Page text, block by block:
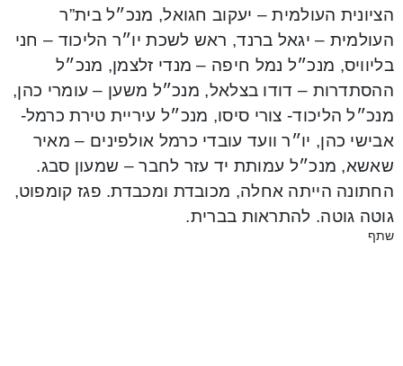
הציונית העולמית – יעקוב חגואל, מנכ״ל בית”ר
העולמית – יגאל ברנד, ראש לשכת יו״ר הליכוד – חני
בליוויס, מנכ״ל נמל חיפה – מנדי זלצמן, מנכ״ל
ההסתדרות – דודו בצלאל, מנכ״ל משען – עומרי כהן,
מנכ״ל הליכוד- צורי סיסו, מנכ״ל עיריית טירת כרמל-
אבישי כהן, יו״ר וועד עובדי כרמל אולפינים – מאיר
שאשא, מנכ״ל עמותת יד עזר לחבר – שמעון סבג.
החתונה הייתה אחלה, מכובדת ומכבדת. פגז קומפוט,
גוטה גוטה. להתראות בברית.
שתף